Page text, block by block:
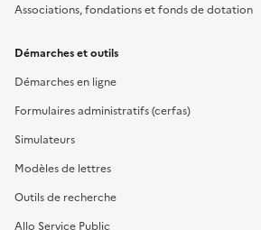
Associations, fondations et fonds de dotation
Démarches et outils
Démarches en ligne
Formulaires administratifs (cerfas)
Simulateurs
Modèles de lettres
Outils de recherche
Allo Service Public